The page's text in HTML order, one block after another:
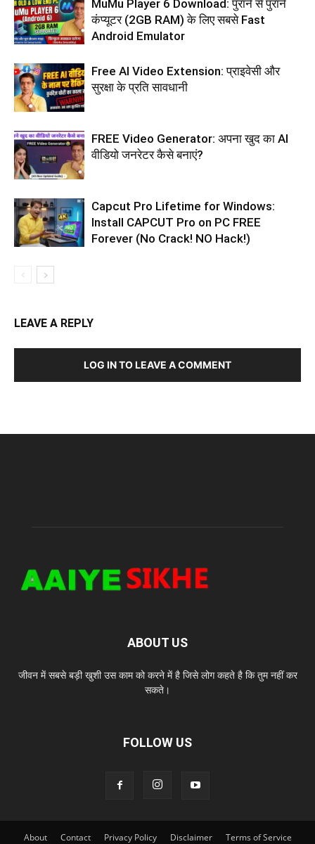
MuMu Player 6 Download: पुराने से पुराने
कंप्यूटर (2GB RAM) के लिए सबसे Fast
Android Emulator
Free AI Video Extension: प्राइवेसी और
सुरक्षा के प्रति सावधानी
FREE Video Generator: अपना खुद का AI
वीडियो जनरेटर कैसे बनाएं?
Capcut Pro Lifetime for Windows:
Install CAPCUT Pro on PC FREE
Forever (No Crack! NO Hack!)
LEAVE A REPLY
LOG IN TO LEAVE A COMMENT
ABOUT US
जीवन में सबसे बड़ी खुशी उस काम को करने में है जिसे लोग कहते है कि तुम नहीं कर
सकते।
FOLLOW US
About Contact Privacy Policy Disclaimer Terms of Service